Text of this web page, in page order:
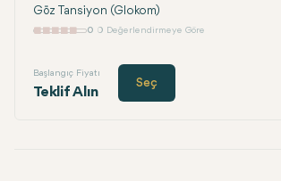
Göz Tansiyon (Glokom)
0 0 Değerlendirmeye Göre
Başlangıç Fiyatı
Teklif Alın
Seç